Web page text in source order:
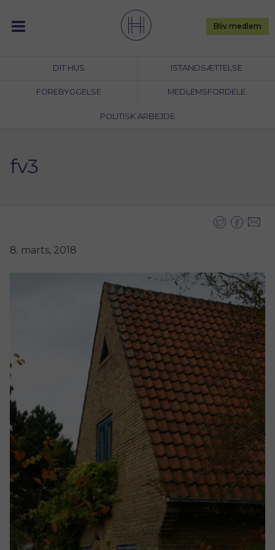
content
DIT HUS ISTANDSÆTTELSE
FOREBYGGELSE MEDLEMSFORDELE
POLITISK ARBEJDE
Bliv medlem
fv3
8. marts, 2018